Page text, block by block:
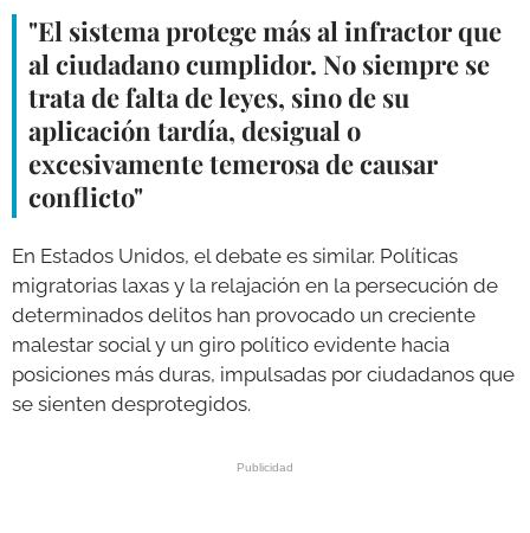
"El sistema protege más al infractor que
al ciudadano cumplidor. No siempre se
trata de falta de leyes, sino de su
aplicación tardía, desigual o
excesivamente temerosa de causar
conflicto"
En Estados Unidos, el debate es similar. Políticas
migratorias laxas y la relajación en la persecución de
determinados delitos han provocado un creciente
malestar social y un giro político evidente hacia
posiciones más duras, impulsadas por ciudadanos que
se sienten desprotegidos.